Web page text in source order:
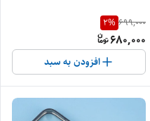
699,000
2%
680,000
افزودن به سبد